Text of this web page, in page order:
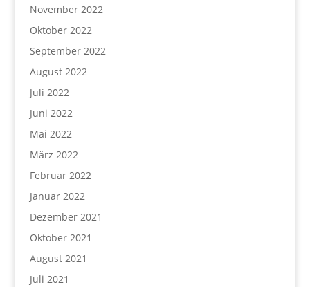
November 2022
Oktober 2022
September 2022
August 2022
Juli 2022
Juni 2022
Mai 2022
März 2022
Februar 2022
Januar 2022
Dezember 2021
Oktober 2021
August 2021
Juli 2021